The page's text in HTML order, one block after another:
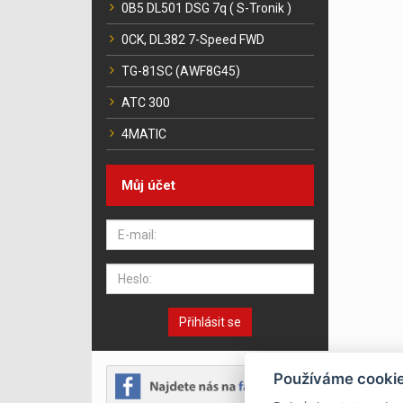
0B5 DL501 DSG 7q ( S-Tronik )
0CK, DL382 7-Speed FWD
TG-81SC (AWF8G45)
ATC 300
4MATIC
Můj účet
Přihlásit se
Používáme